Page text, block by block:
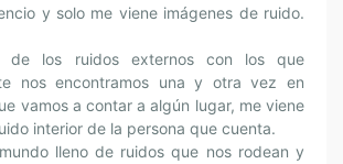
y solo me viene imágenes de ruido.
de los ruidos externos con los que
nos encontramos una y otra vez en
vamos a contar a algún lugar, me viene
interior de la persona que cuenta.
lleno de ruidos que nos rodean y